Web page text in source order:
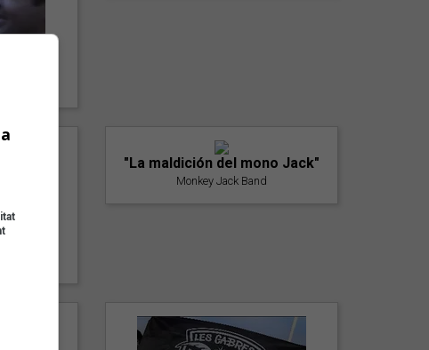
"La maldición del mono Jack"
Monkey Jack Band